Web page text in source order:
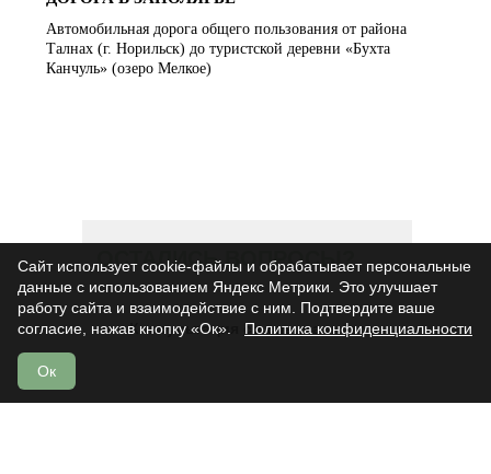
Автомобильная дорога общего пользования от района
Талнах (г. Норильск) до туристской деревни «Бухта
Канчуль» (озеро Мелкое)
ОСТАЛИСЬ ВОПРОСЫ?
Консультация со специалистом
Сайт использует cookie-файлы и обрабатывает персональные
данные с использованием Яндекс Метрики. Это улучшает
работу сайта и взаимодействие с ним. Подтвердите ваше
согласие, нажав кнопку «Ок».
Политика конфиденциальности
Ок